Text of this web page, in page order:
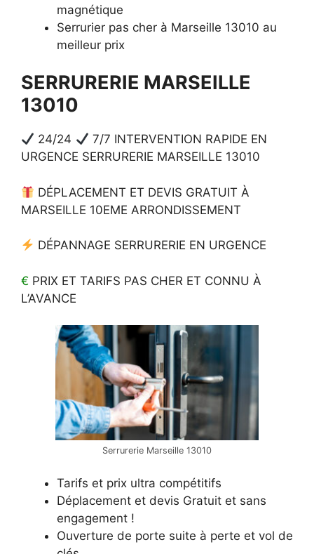
magnétique
Serrurier pas cher à Marseille 13010 au
meilleur prix
SERRURERIE MARSEILLE
13010
24/24
7/7 INTERVENTION RAPIDE EN
URGENCE SERRURERIE MARSEILLE 13010
DÉPLACEMENT ET DEVIS GRATUIT À
MARSEILLE 10EME ARRONDISSEMENT
DÉPANNAGE SERRURERIE EN URGENCE
€ PRIX ET TARIFS PAS CHER ET CONNU À
L’AVANCE
Serrurerie Marseille 13010
Tarifs et prix ultra compétitifs
Déplacement et devis Gratuit et sans
engagement !
Ouverture de porte suite à perte et vol de